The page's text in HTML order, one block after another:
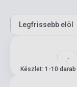
Készlet: 1-10 darab